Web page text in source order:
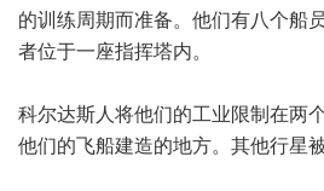
的训练周期而准备。他们有八个船
者位于一座指挥塔内。
科尔达斯人将他们的工业限制在两
他们的飞船建造的地方。其他行星